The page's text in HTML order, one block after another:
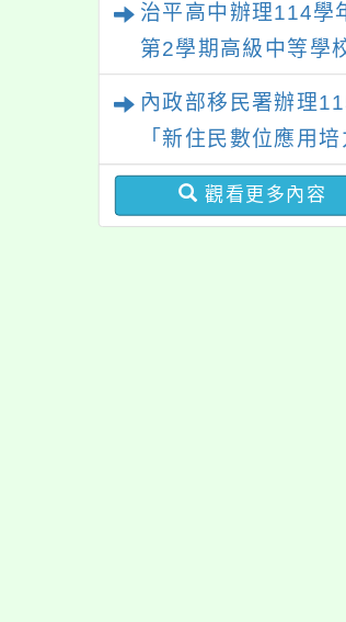
「數位教養練習題」
「青少年家長讀書會
「親密關係工作坊」
「祖孫樂淘桃創意照
件活動」海報各1份
治平高中辦理114學
第2學期高級中等學
三區適性入學博覽會
活動
內政部移民署辦理
「新住民數位應用培
畫」免費資訊課程一
觀看更多內容